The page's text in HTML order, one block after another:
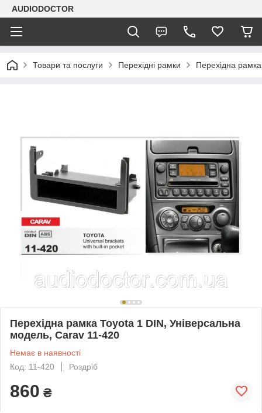
AUDIODOCTOR
Товари та послуги Перехідні рамки Перехідна
Перехідна рамка Toyota 1 DIN, Універсальна
модель, Carav 11-420
Немає в наявності
Код: 11-420
Роздріб
860 ₴